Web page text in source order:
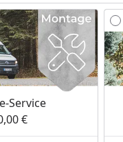
Service
€